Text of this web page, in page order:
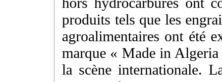
produits tels que les
agroalimentaires ont été
marque « Made in
la scène internationale.